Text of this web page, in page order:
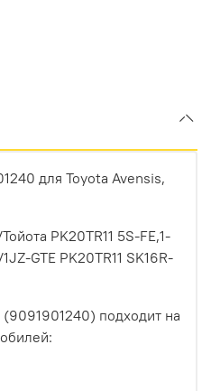
для Toyota Avensis,
PK20TR11 5S-FE,1-
GTE PK20TR11 SK16R-
подходит на